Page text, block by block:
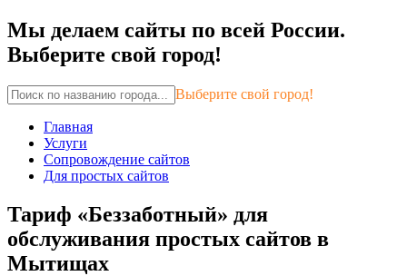
Мы делаем сайты по всей России.
Выберите свой город!
Выберите свой город!
Главная
Услуги
Сопровождение сайтов
Для простых сайтов
Тариф «Беззаботный» для
обслуживания простых сайтов в
Мытищах